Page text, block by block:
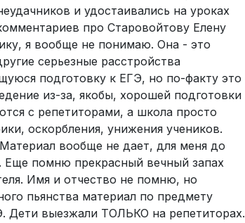
и удостаивались на уроках
про Старовойтову Елену
я вообще не понимаю. Она - это
серьезные расстройства
подготовку к ЕГЭ, но по-факту это
из-за, якобы, хорошей подготовки
с репетиторами, а школа просто
оскорбления, унижения учеников.
вообще не дает, для меня до
Еще помню прекрасный вечный запах
Имя и отчество не помню, но
пьянства материал по предмету
Дети выезжали ТОЛЬКО на репетиторах.